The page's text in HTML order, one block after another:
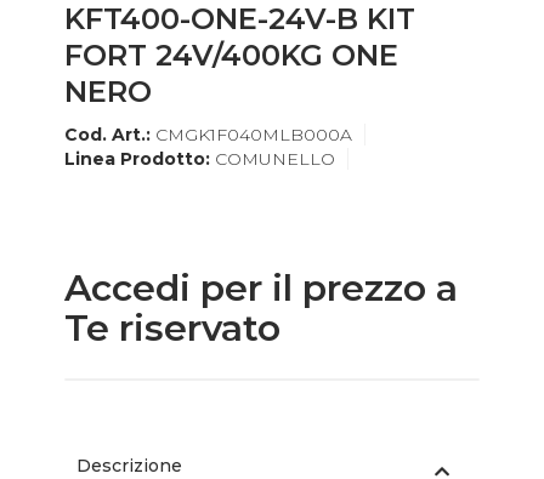
KFT400-ONE-24V-B KIT
FORT 24V/400KG ONE
NERO
Cod. Art.: CMGK1F040MLB000A
Linea Prodotto: COMUNELLO
Accedi per il prezzo a
Te riservato
Descrizione